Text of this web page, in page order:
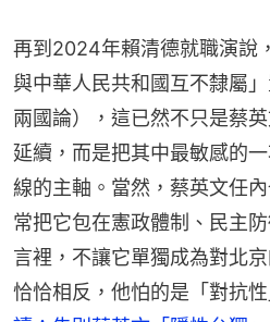
再到2024年賴清德就職演說
與中華人民共和國互不隸屬
兩國論），這已然不只是蔡
延續，而是把其中最敏感的
線的主軸。當然，蔡英文任
常把它包在憲政體制、民主
言裡，不讓它單獨成為對北
恰恰相反，他怕的是「對抗性